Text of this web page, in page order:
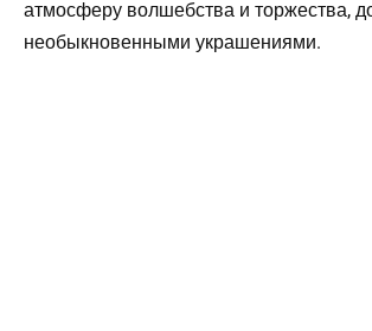
атмосферу волшебства и торжества,
необыкновенными украшениями.